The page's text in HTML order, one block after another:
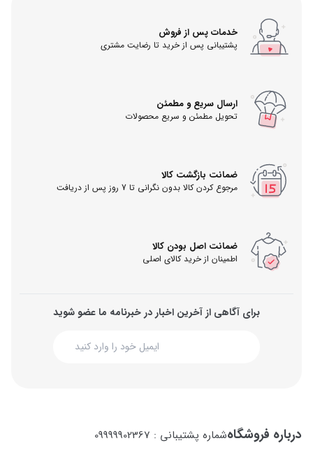
خدمات پس از فروش
پشتیبانی پس از خرید تا رضایت مشتری
ارسال سریع و مطمئن
تحویل مطمئن و سریع محصولات
ضمانت بازگشت کالا
مرجوع کردن کالا بدون نگرانی تا 7 روز پس از دریافت
ضمانت اصل بودن کالا
اطمینان از خرید کالای اصلی
برای آگاهی از آخرین اخبار در خبرنامه ما عضو شوید
درباره فروشگاهشماره پشتیبانی : 09999902367